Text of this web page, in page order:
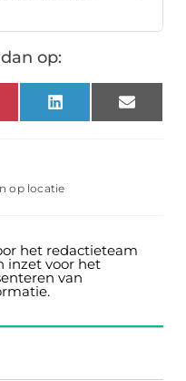
op:
LinkedIn Email
op locatie
het redactieteam
inzet voor het
van